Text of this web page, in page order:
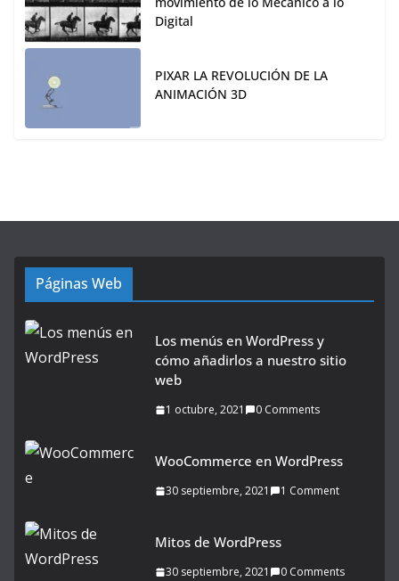
Digital
PIXAR LA REVOLUCIÓN DE LA
ANIMACIÓN 3D
Páginas Web
Los menús en WordPress y
cómo añadirlos a nuestro sitio
web
1 octubre, 2021 0 Comments
WooCommerce en WordPress
30 septiembre, 2021 1 Comment
Mitos de WordPress
30 septiembre, 2021 0 Comments